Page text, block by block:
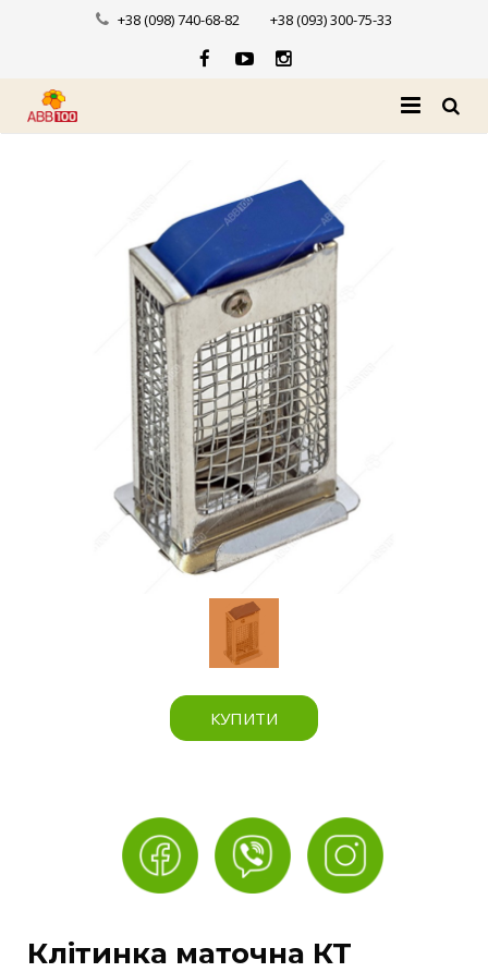
+38 (098) 740-68-82 +38 (093) 300-75-33
Доставка і оплата
КУПИТИ
Клітинка маточна КТ